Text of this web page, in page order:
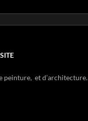
peinture, et d’architecture.